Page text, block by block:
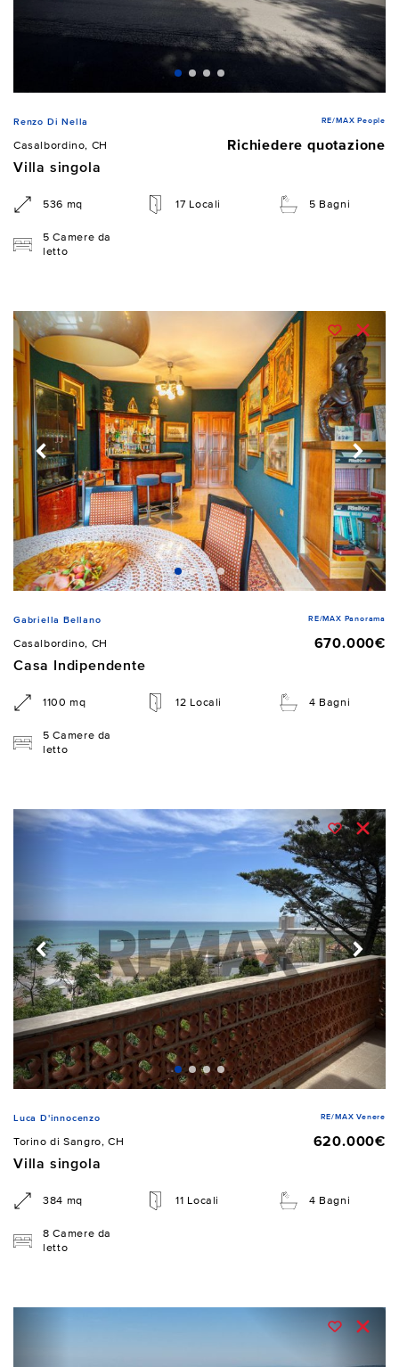
Renzo Di Nella RE/MAX People
Casalbordino, CH
Richiedere quotazione
Villa singola
536 mq 17 Locali 5 Bagni
5 Camere da
letto
Gabriella Bellano RE/MAX Panorama
Casalbordino, CH
670.000€
Casa Indipendente
1100 mq 12 Locali 4 Bagni
5 Camere da
letto
Luca D'innocenzo RE/MAX Venere
Torino di Sangro, CH
620.000€
Villa singola
384 mq 11 Locali 4 Bagni
8 Camere da
letto